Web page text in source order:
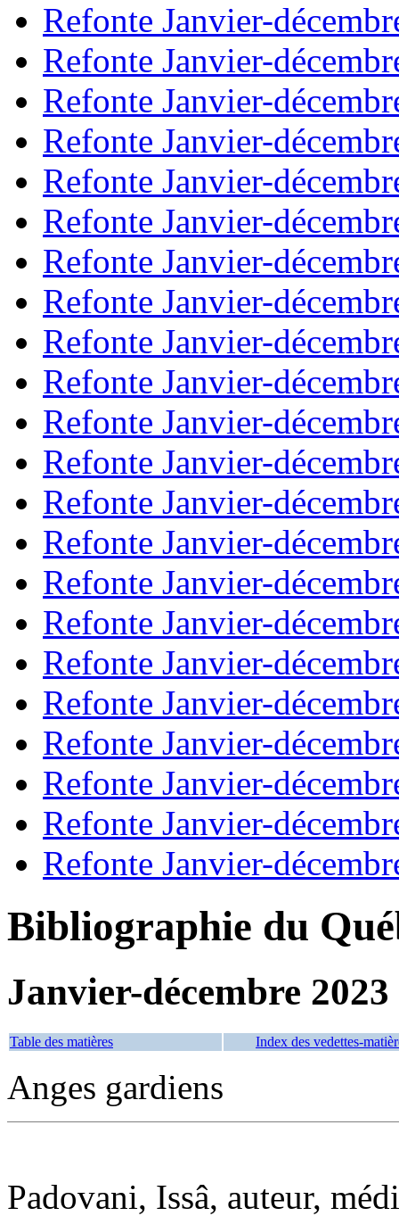
Refonte Janvier-
Refonte Janvier-
Refonte Janvier-
Refonte Janvier-
Refonte Janvier-
Refonte Janvier-
Refonte Janvier-
Refonte Janvier-
Refonte Janvier-
Refonte Janvier-
Refonte Janvier-
Refonte Janvier-
Refonte Janvier-
Refonte Janvier-
Refonte Janvier-
Refonte Janvier-
Refonte Janvier-
Refonte Janvier-
Refonte Janvier-
Refonte Janvier-
Refonte Janvier-
Refonte Janvier-
Bibliographie du
Janvier-décembre 2023
Table des matières Index des vedettes-
Anges gardiens
Padovani, Issâ, auteur,